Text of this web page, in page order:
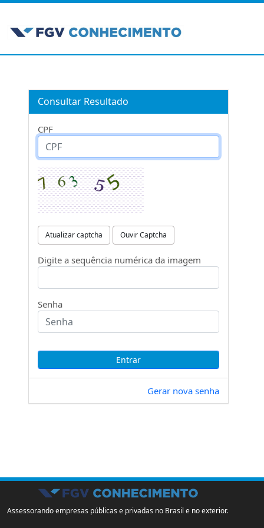
Consultar Resultado
CPF
Atualizar captcha Ouvir Captcha
Digite a sequência numérica da imagem
Senha
Gerar nova senha
Assessorando empresas públicas e privadas no Brasil e no exterior.